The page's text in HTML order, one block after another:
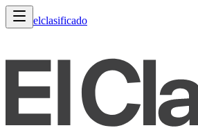
elclasificado